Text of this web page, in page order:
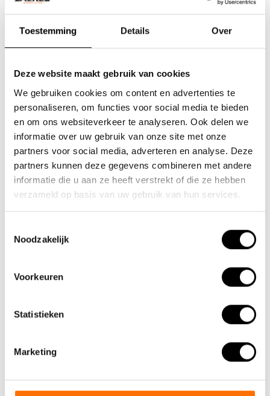
Toestemming Details Over
Deze website maakt gebruik van cookies
We gebruiken cookies om content en advertenties te
personaliseren, om functies voor social media te bieden
en om ons websiteverkeer te analyseren. Ook delen we
informatie over uw gebruik van onze site met onze
partners voor social media, adverteren en analyse. Deze
partners kunnen deze gegevens combineren met andere
informatie die u aan ze heeft verstrekt of die ze hebben
verzameld op basis van uw gebruik van hun services.
Noodzakelijk
Voorkeuren
Statistieken
Marketing
Team Lacros
Nieuwe Eerdsebaan 16, 5482 VS Schijndel Nederland
KvK-nr: 62140957
Btw-nr: NL854680950B01
(+31) 73 203 2487
(+31) 73 203 2487
sales@lacros.nl
Verkooppunten